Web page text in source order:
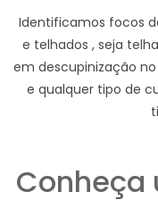
Identificamos focos
e telhados , seja
em descupinização
e qualquer tipo de
Conheça